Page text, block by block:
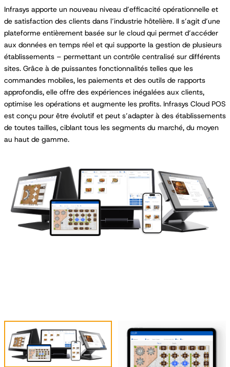
Infrasys apporte un nouveau niveau d’efficacité opérationnelle et
de satisfaction des clients dans l’industrie hôtelière. Il s’agit d’une
plateforme entièrement basée sur le cloud qui permet d’accéder
aux données en temps réel et qui supporte la gestion de plusieurs
établissements – permettant un contrôle centralisé sur différents
sites. Grâce à de puissantes fonctionnalités telles que les
commandes mobiles, les paiements et des outils de rapports
approfondis, elle offre des expériences inégalées aux clients,
optimise les opérations et augmente les profits. Infrasys Cloud POS
est conçu pour être évolutif et peut s’adapter à des établissements
de toutes tailles, ciblant tous les segments du marché, du moyen
au haut de gamme.